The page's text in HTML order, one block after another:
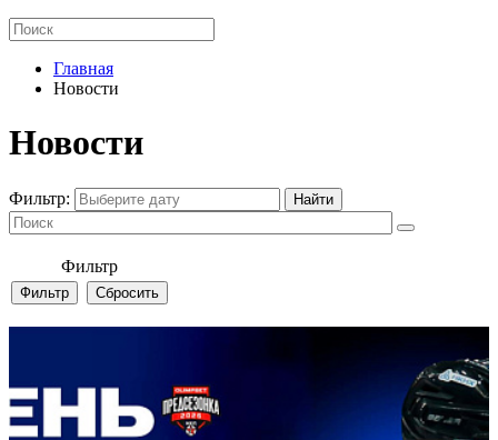
Главная
Новости
Новости
Фильтр:
Фильтр